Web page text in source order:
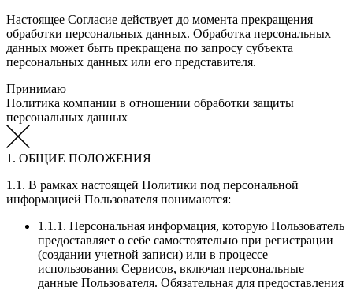
Настоящее Согласие действует до момента прекращения
обработки персональных данных. Обработка персональных
данных может быть прекращена по запросу субъекта
персональных данных или его представителя.
Принимаю
Политика компании в отношении обработки защиты
персональных данных
1. ОБЩИЕ ПОЛОЖЕНИЯ
1.1. В рамках настоящей Политики под персональной
информацией Пользователя понимаются:
1.1.1. Персональная информация, которую Пользователь
предоставляет о себе самостоятельно при регистрации
(создании учетной записи) или в процессе
использования Сервисов, включая персональные
данные Пользователя. Обязательная для предоставления